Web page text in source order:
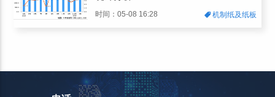
时间：05-08 16:28 机制纸及纸板